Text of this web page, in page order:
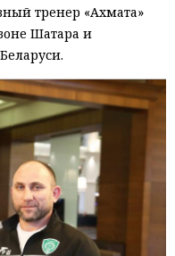
тренер «Ахмата»
Шатара и